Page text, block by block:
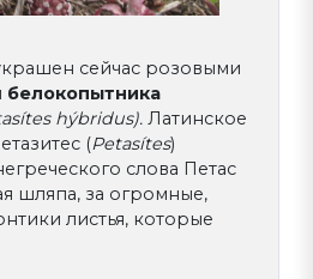
сейчас розовыми
белокопытника
hýbridus).Латинское
(Petasítes)
слова Петас
шляпа, за огромные,
листья, которые